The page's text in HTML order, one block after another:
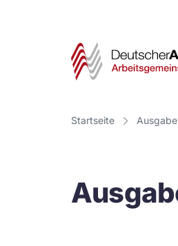
Startseite